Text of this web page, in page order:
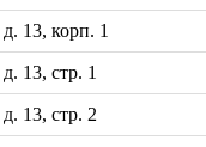
13, корп. 1
13, стр. 1
13, стр. 2